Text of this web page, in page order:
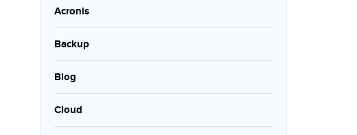
Acronis
Backup
Blog
Cloud